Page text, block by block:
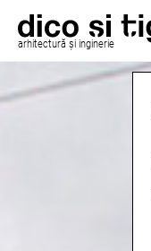
arhitectură și inginerie